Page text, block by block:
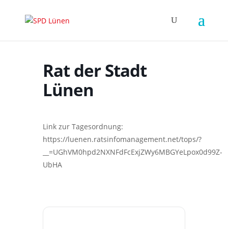
Rat der Stadt
Lünen
Link zur Tagesordnung:
https://luenen.ratsinfomanagement.net/tops/?
__=UGhVM0hpd2NXNFdFcExjZWy6MBGYeLpox0d99Z-
UbHA